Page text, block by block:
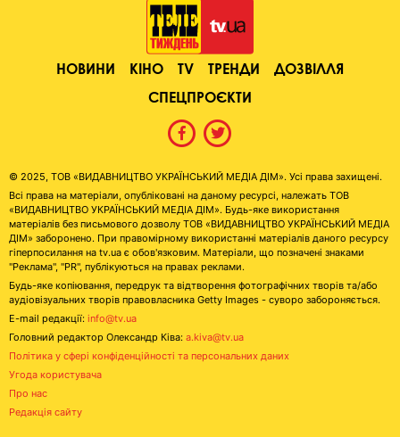
НОВИНИ КІНО TV ТРЕНДИ
ДОЗВІЛЛЯ
СПЕЦПРОЄКТИ
© 2025, ТОВ «ВИДАВНИЦТВО УКРАЇНСЬКИЙ МЕДІА ДІМ». Усі права захищені.
Всі права на матеріали, опубліковані на даному ресурсі, належать ТОВ
«ВИДАВНИЦТВО УКРАЇНСЬКИЙ МЕДІА ДІМ». Будь-яке використання
матеріалів без письмового дозволу ТОВ «ВИДАВНИЦТВО УКРАЇНСЬКИЙ МЕДІА
ДІМ» заборонено. При правомірному використанні матеріалів даного ресурсу
гіперпосилання на tv.ua є обов'язковим. Матеріали, що позначені знаками
"Реклама", "PR", публікуються на правах реклами.
Будь-яке копіювання, передрук та відтворення фотографічних творів та/або
аудіовізуальних творів правовласника Getty Images - суворо забороняється.
E-mail редакції: info@tv.ua
Головний редактор Олександр Ківа: a.kiva@tv.ua
Політика у сфері конфіденційності та персональних даних
Угода користувача
Про нас
Редакція сайту